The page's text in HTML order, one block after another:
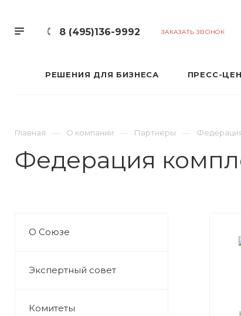
8 (495)136-9992 ЗАКАЗАТЬ ЗВОНОК
РЕШЕНИЯ ДЛЯ БИЗНЕСА ПРЕСС-
Главная О компании Партнеры
Федерация
О Союзе
Экспертный совет
Комитеты